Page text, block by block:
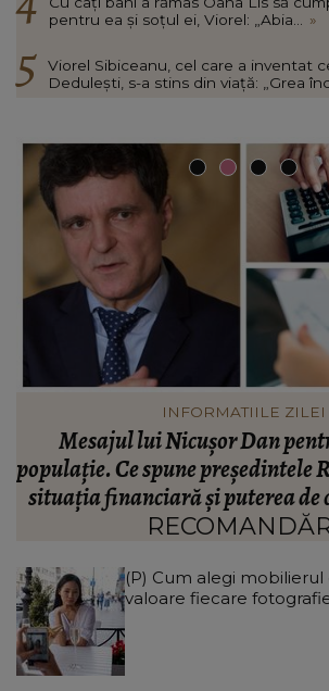
pentru ea și soțul ei, Viorel: „Abia... »
Viorel Sibiceanu, cel care a inventat
Dedulești, s-a stins din viață: „Grea
VEDETE
Valentin Sanfira, acuzații despre
mărturisiri a făcut artistul de
“Doi ochi ce m-au
(P) Cum alegi
valoare fiecare